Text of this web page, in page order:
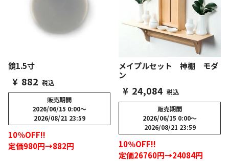
鏡1.5寸
¥ 882 税込
販売期間
2026/06/15 0:00〜
2026/08/21 23:59
10％OFF!!
定価980円→882円
メイプルセット 神棚 モダ
ン
¥ 24,084 税込
販売期間
2026/06/15 0:00〜
2026/08/21 23:59
10％OFF!!
定価26760円→24084円